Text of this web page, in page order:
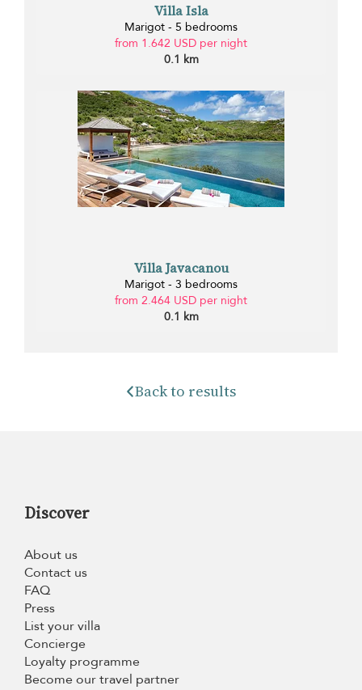
Villa Isla
Marigot - 5 bedrooms
from 1.642 USD per night
0.1 km
Villa Javacanou
Marigot - 3 bedrooms
from 2.464 USD per night
0.1 km
Back to results
Discover
About us
Contact us
FAQ
Press
List your villa
Concierge
Loyalty programme
Become our travel partner